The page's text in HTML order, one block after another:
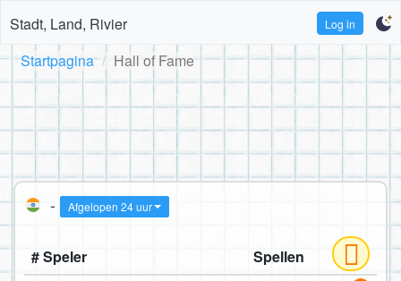
Stadt, Land, Rivier Log in
Startpagina Hall of Fame
- Afgelopen 24 uur
# Speler
Spellen